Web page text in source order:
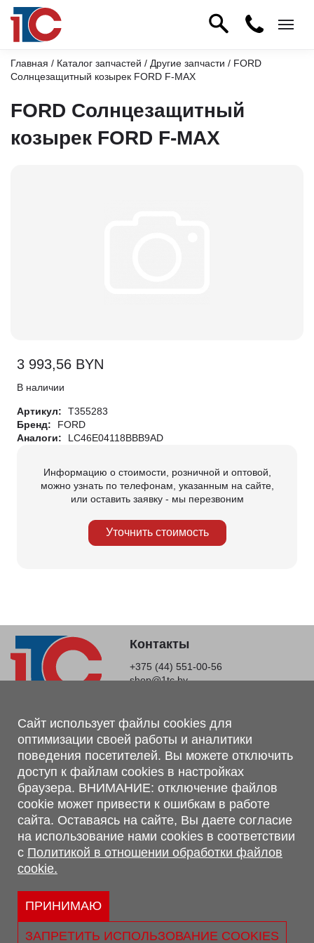
Главная / Каталог запчастей / Другие запчасти / FORD
Солнцезащитный козырек FORD F-MAX
FORD Солнцезащитный
козырек FORD F-MAX
3 993,56 BYN
В наличии
Артикул:
T355283
Бренд:
FORD
Аналоги:
LC46E04118BBB9AD
Информацию о стоимости, розничной и оптовой,
можно узнать по телефонам, указанным на сайте,
или оставить заявку - мы перезвоним
Уточнить стоимость
Контакты
+375 (44) 551-00-56
shop@1tc.by
Магазин, склад
г. Минск, Минский р-н, п. Привольный, ул. Мира, 20А,
223062
г. Брест, ул. Лейтенанта Рябцева, 108 В, 224701
Обращаем Ваше внимание, что вся предоставленная на сайте
информация, касающаяся комплектаций, технических
характеристик, цветовых сочетаний, а также стоимости и
сервисного обслуживания носит информационный характер и
не является публичной офертой, определяемой п.2 ст.407
Гражданского кодекса Республики Беларусь.
Политика обработки персональных данных
Политикой в отношении обработки файлов cookie.
Сайт использует файлы cookies для
оптимизации своей работы и аналитики
поведения посетителей. Вы можете отключить
доступ к файлам cookies в настройках
браузера. ВНИМАНИЕ: отключение файлов
cookie может привести к ошибкам в работе
сайта. Оставаясь на сайте, Вы даете согласие
на использование нами cookies в соответствии
с Политикой в отношении обработки файлов
cookie.
ПРИНИМАЮ
ЗАПРЕТИТЬ ИСПОЛЬЗОВАНИЕ COOKIES